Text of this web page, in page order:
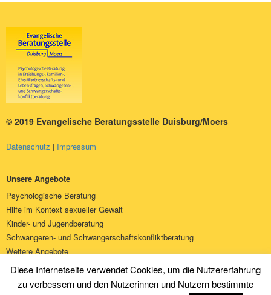
© 2019 Evangelische Beratungsstelle Duisburg/Moers
Datenschutz Impressum
Unsere Angebote
Psychologische Beratung
Hilfe im Kontext sexueller Gewalt
Kinder- und Jugendberatung
Schwangeren- und Schwangerschaftskonfliktberatung
Weitere Angebote
Über uns
Diese Internetseite verwendet Cookies, um die Nutzererfahrung
zu verbessern und den Nutzerinnen und Nutzern bestimmte